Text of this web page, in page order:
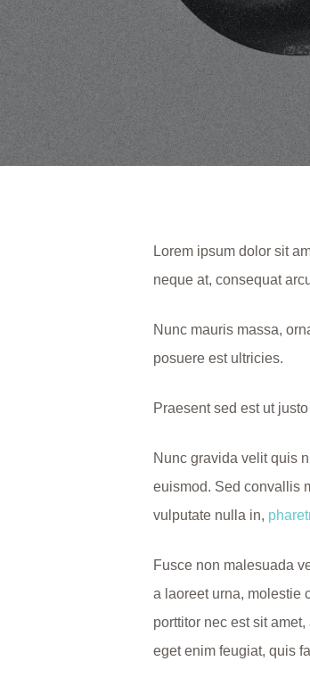
Lorem ipsum dolor sit
neque at, consequat
Nunc mauris massa,
posuere est ultricies.
Praesent sed est ut
Nunc gravida velit quis
euismod. Sed convallis
vulputate nulla in,
Fusce non malesuada
a laoreet urna, molestie
porttitor nec est sit
eget enim feugiat, quis